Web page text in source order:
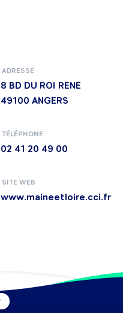
ADRESSE
8 BD DU ROI RENE
49100 ANGERS
TÉLÉPHONE
02 41 20 49 00
SITE WEB
www.maineetloire.cci.fr